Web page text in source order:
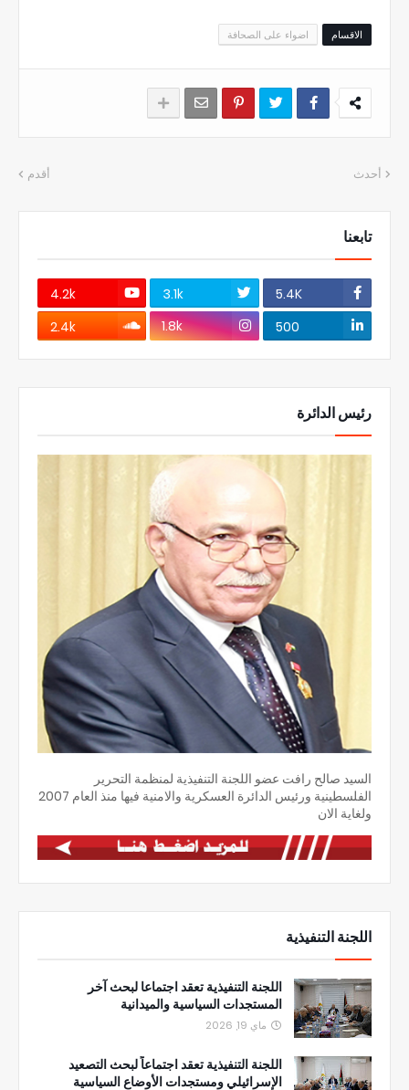
الاقسام اضواء على الصحافة
أحدث أقدم
تابعنا
5.4K
3.1k
4.2k
500
1.8k
2.4k
رئيس الدائرة
السيد صالح رافت عضو اللجنة التنفيذية لمنظمة التحرير
الفلسطينية ورئيس الدائرة العسكرية والامنية فيها منذ العام 2007
ولغاية الان
اللجنة التنفيذية
اللجنة التنفيذية تعقد اجتماعا لبحث آخر
المستجدات السياسية والميدانية
ماي 19, 2026
اللجنة التنفيذية تعقد اجتماعاً لبحث التصعيد
الإسرائيلي ومستجدات الأوضاع السياسية